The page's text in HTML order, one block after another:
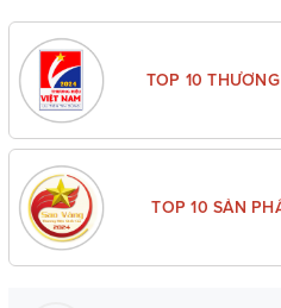
TOP 10
TOP 10 SẢN